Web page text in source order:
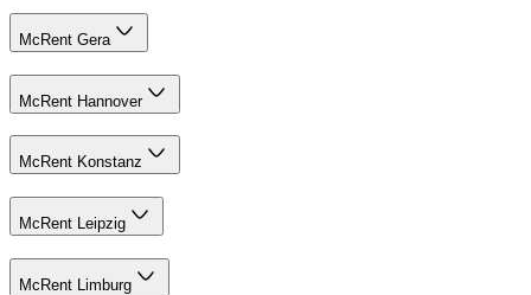
McRent Gera
McRent Hannover
McRent Konstanz
McRent Leipzig
McRent Limburg